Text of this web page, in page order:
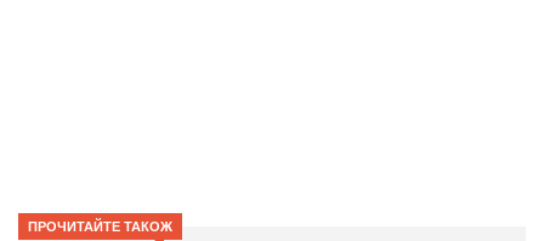
ПРОЧИТАЙТЕ ТАКОЖ